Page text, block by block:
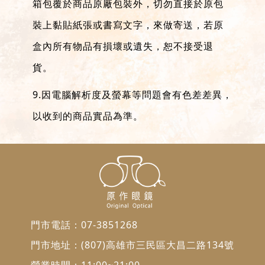
箱包覆於商品原廠包裝外，切勿直接於原包
裝上黏貼紙張或書寫文字，來做寄送，若原
盒內所有物品有損壞或遺失，恕不接受退
貨。
9.因電腦解析度及螢幕等問題會有色差差異，
以收到的商品實品為準。
門市電話： 07-3851268
門市地址： (807)高雄市三民區大昌二路134號